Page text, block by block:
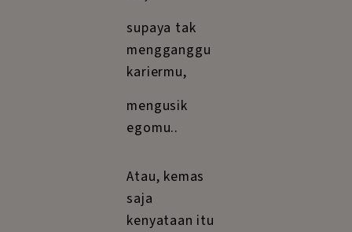
supaya tak
mengganggu
kariermu,
mengusik
egomu..
Atau, kemas
saja
kenyataan itu